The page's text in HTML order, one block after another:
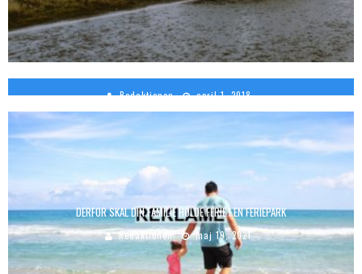
Redaktionen april 1, 2018
DERFOR SKAL DIN FAMILIE HOLDE FERIE I EN FERIEPARK
Redaktionen maj 19, 2021